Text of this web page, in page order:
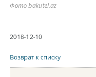
Фото bakutel.az
2018-12-10
Возврат к списку